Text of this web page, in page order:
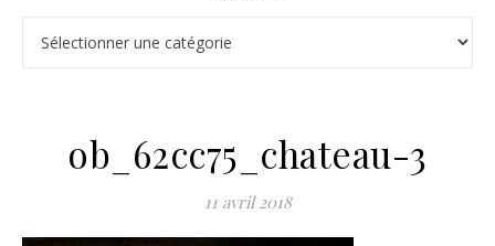
ob_62cc75_chateau-3
11 avril 2018